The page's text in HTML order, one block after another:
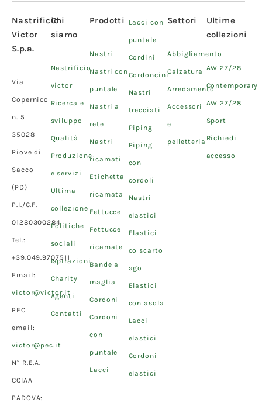
Nastrificio
Victor
S.p.a.
Via
Copernico
n. 5
35028 –
Piove di
Sacco
(PD)
P.I./C.F.
01280300284
Tel.:
+39.049.9707511
Email:
victor@victor.it
PEC
email:
victor@pec.it
N° R.E.A.
CCIAA
PADOVA:
Chi
siamo
Nastrificio
victor
Ricerca e
sviluppo
Qualità
Produzione
e servizi
Ultima
collezione
Politiche
sociali
Ispirazioni
Charity
Agenti
Contatti
Prodotti
Nastri
Nastri con
puntale
Nastri a
rete
Nastri
ricamati
Etichetta
ricamata
Fettucce
Fettucce
ricamate
Bande a
maglia
Cordoni
Cordoni
con
puntale
Lacci
Lacci con
puntale
Cordini
Cordoncini
Nastri
trecciati
Piping
Piping
con
cordoli
Nastri
elastici
Elastici
co scarto
ago
Elastici
con asola
Lacci
elastici
Cordoni
elastici
Settori
Abbigliamento
Calzatura
Arredamento
Accessori
e
pelletteria
Ultime
collezioni
AW 27/28
Contemporary
AW 27/28
Sport
Richiedi
accesso